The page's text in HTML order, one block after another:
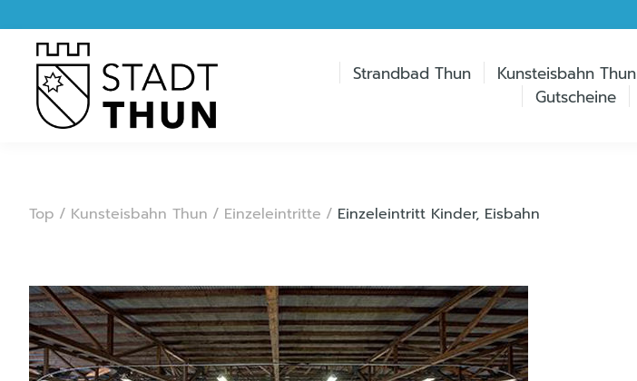
Strandbad Thun Kunsteisbahn Thun
Gutscheine
Top / Kunsteisbahn Thun / Einzeleintritte / Einzeleintritt Kinder, Eisbahn